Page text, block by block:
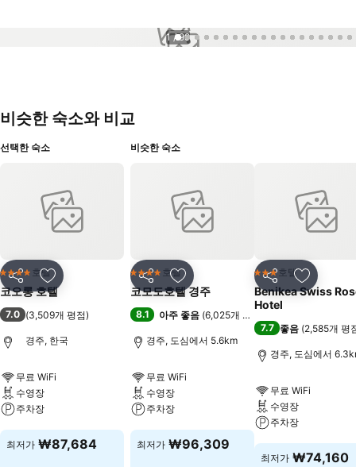
1 / 99
비슷한 숙소와 비교
선택한 숙소
공유 즐겨찾기에 추가
4 성급 호텔
코오롱 호텔
7.0 (3,509개 평점)
경주, 한국
무료 WiFi
수영장
주차장
요금 보기
최저가 ₩87,684
비슷한 숙소
공유 즐겨찾기에 추가
4 성급 호텔
코모도호텔 경주
8.1 아주 좋음 (6,025개 평점
경주, 도심에서 5.6km
무료 WiFi
수영장
주차장
요금 보기
최저가 ₩96,309
공유 즐겨찾기
3 성급호텔
Benikea Swiss
Hotel
7.7 좋음 (2,585개 평
경주, 도심에서
무료 WiFi
수영장
주차장
요금 보기
최저가 ₩74,160